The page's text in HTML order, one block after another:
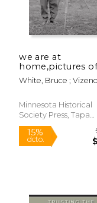
we are at
home,pictures
ojibwe people
Inglés)
White, Bruce ;
Minnesota Historical
Society Press, Tapa
Blanda, Nuevo